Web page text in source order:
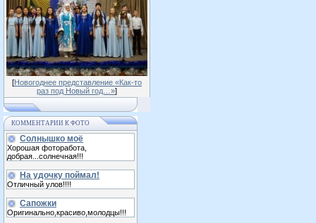
[Новогоднее представление «Как-то
раз под Новый год…»]
КОММЕНТАРИИ К ФОТО
Солнышко моё
Хорошая фоторабота,
добрая...солнечная!!!
На удочку поймал!
Отличный улов!!!!
Сапожки
Оригинально,красиво,молодцы!!!